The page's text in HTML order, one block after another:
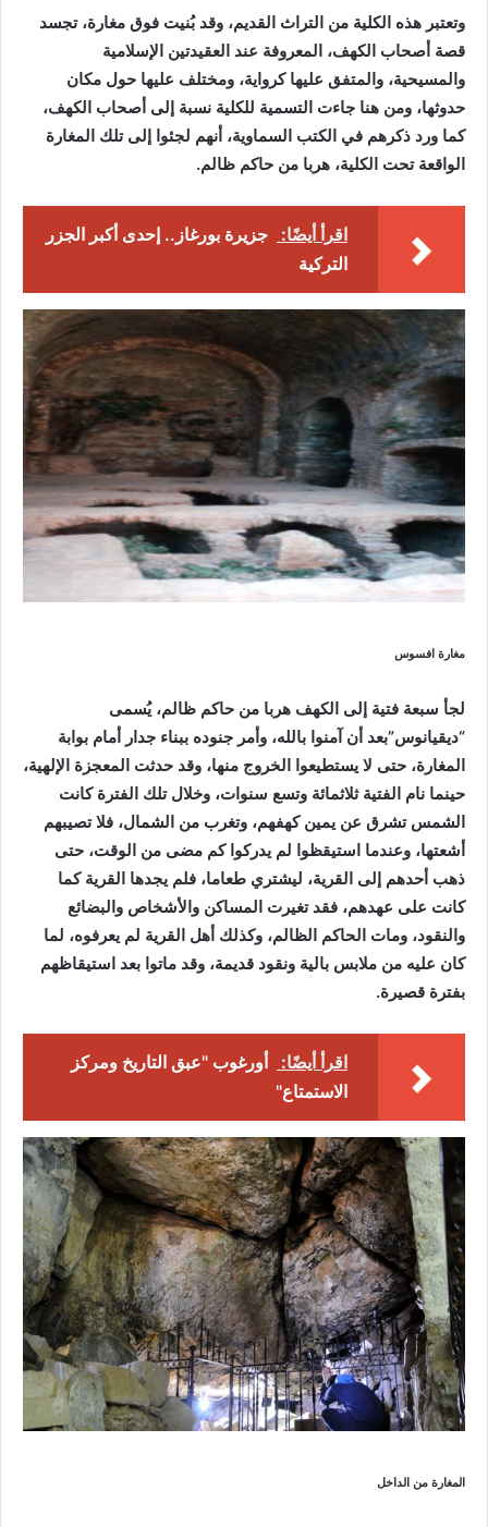
وتعتبر هذه الكلية من التراث القديم، وقد بُنيت فوق مغارة، تجسد
قصة أصحاب الكهف، المعروفة عند العقيدتين الإسلامية
والمسيحية، والمتفق عليها كرواية، ومختلف عليها حول مكان
حدوثها، ومن هنا جاءت التسمية للكلية نسبة إلى أصحاب الكهف،
كما ورد ذكرهم في الكتب السماوية، أنهم لجئوا إلى تلك المغارة
الواقعة تحت الكلية، هربا من حاكم ظالم.
اقرأ أيضًا:
جزيرة بورغاز.. إحدى أكبر الجزر
التركية
مغارة افسوس
لجأ سبعة فتية إلى الكهف هربا من حاكم ظالم، يُسمى
“ديقيانوس”بعد أن آمنوا بالله، وأمر جنوده ببناء جدار أمام بوابة
المغارة، حتى لا يستطيعوا الخروج منها، وقد حدثت المعجزة الإلهية،
حينما نام الفتية ثلاثمائة وتسع سنوات، وخلال تلك الفترة كانت
الشمس تشرق عن يمين كهفهم، وتغرب من الشمال، فلا تصيبهم
أشعتها، وعندما استيقظوا لم يدركوا كم مضى من الوقت، حتى
ذهب أحدهم إلى القرية، ليشتري طعاما، فلم يجدها القرية كما
كانت على عهدهم، فقد تغيرت المساكن والأشخاص والبضائع
والنقود، ومات الحاكم الظالم، وكذلك أهل القرية لم يعرفوه، لما
كان عليه من ملابس بالية ونقود قديمة، وقد ماتوا بعد استيقاظهم
بفترة قصيرة.
اقرأ أيضًا:
أورغوب "عبق التاريخ ومركز
الاستمتاع"
المغارة من الداخل